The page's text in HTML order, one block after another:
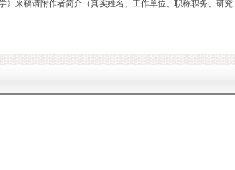
》来稿请附作者简介（真实姓名、工作单位、职称职务、研究